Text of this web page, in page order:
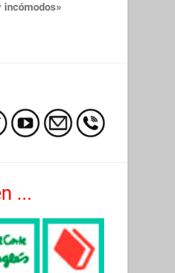
incómodos»
...